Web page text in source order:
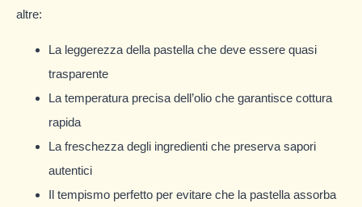
altre:
La leggerezza della pastella che deve essere quasi
trasparente
La temperatura precisa dell’olio che garantisce cottura
rapida
La freschezza degli ingredienti che preserva sapori
autentici
Il tempismo perfetto per evitare che la pastella assorba